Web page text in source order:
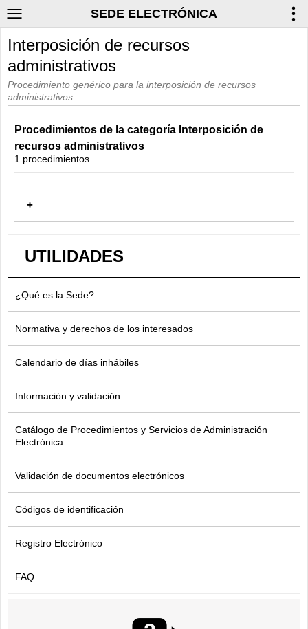
SEDE ELECTRÓNICA
Interposición de recursos
administrativos
Procedimiento genérico para la interposición de recursos
administrativos
Procedimientos de la categoría Interposición de
recursos administrativos
1 procedimientos
UTILIDADES
¿Qué es la Sede?
Normativa y derechos de los interesados
Calendario de días inhábiles
Información y validación
Catálogo de Procedimientos y Servicios de Administración
Electrónica
Validación de documentos electrónicos
Códigos de identificación
Registro Electrónico
FAQ